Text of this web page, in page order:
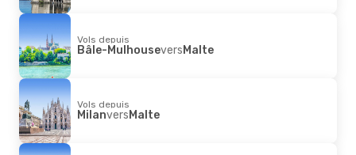
Vols depuis
Bâle-MulhouseversMalte
Vols depuis
MilanversMalte